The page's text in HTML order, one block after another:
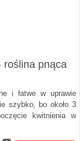
roślina pnąca
i łatwe w uprawie
szybko, bo około 3
kwitnienia w